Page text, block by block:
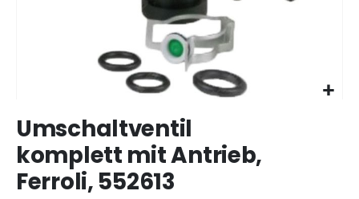
Anfang
Bildergalerie
springen
Umschaltventil
komplett mit Antrieb,
Ferroli, 552613